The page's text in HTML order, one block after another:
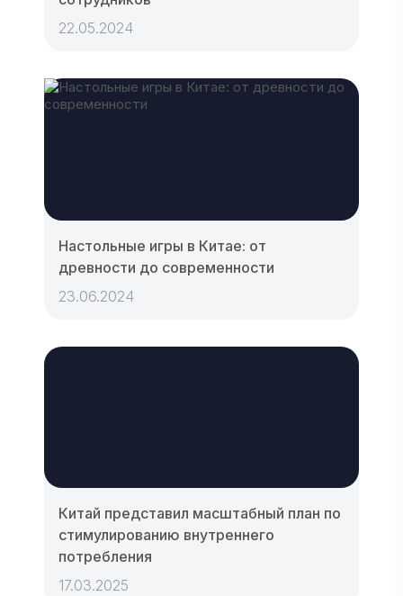
22.05.2024
Настольные игры в Китае: от
древности до современности
23.06.2024
Китай представил масштабный план по
стимулированию внутреннего
потребления
17.03.2025